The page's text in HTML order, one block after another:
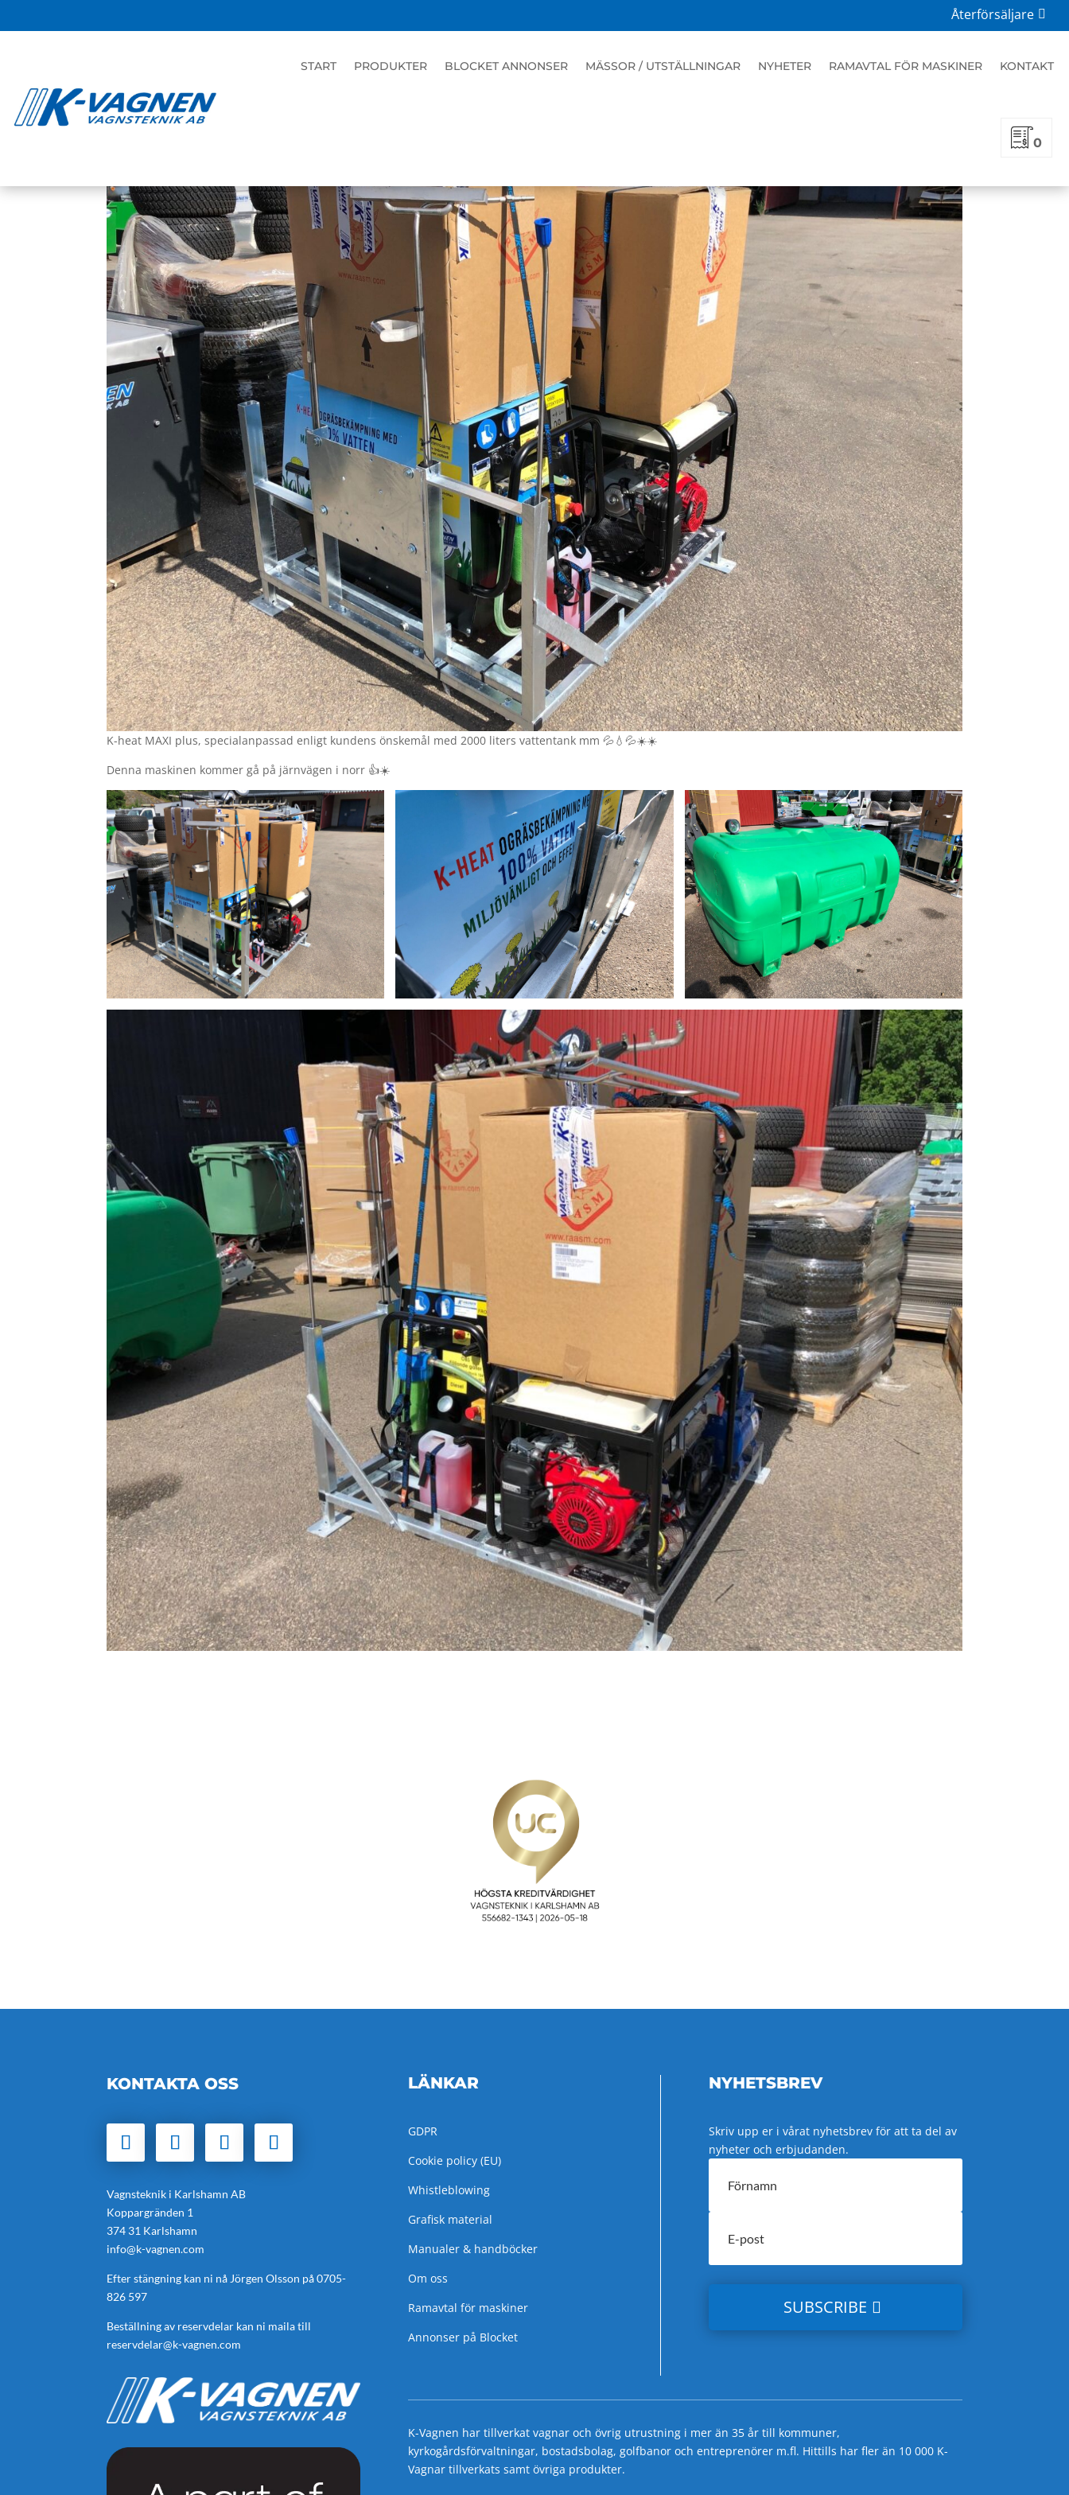
Återförsäljare
START PRODUKTER BLOCKET ANNONSER MÄSSOR / UTSTÄLLNINGAR NYHETER RAMAVTAL FÖR MASKINER KONTAKT
0
K-heat MAXI plus, specialanpassad enligt kundens önskemål med 2000 liters vattentank mm 💦💧💦☀️☀️
Denna maskinen kommer gå på järnvägen i norr 👍☀️
KONTAKTA OSS
Vagnsteknik i Karlshamn AB
Koppargränden 1
374 31 Karlshamn
info@k-vagnen.com
Efter stängning kan ni nå Jörgen Olsson på0705-
826 597
Beställning av reservdelar kan ni maila till
reservdelar@k-vagnen.com
LÄNKAR
GDPR
Cookie policy (EU)
Whistleblowing
Grafisk material
Manualer & handböcker
Om oss
Ramavtal för maskiner
Annonser på Blocket
NYHETSBREV
Skriv upp er i vårat nyhetsbrev för att ta del av
nyheter och erbjudanden.
SUBSCRIBE
K-Vagnen har tillverkat vagnar och övrig utrustning i mer än 35 år till kommuner,
kyrkogårdsförvaltningar, bostadsbolag, golfbanor och entreprenörer m.fl. Hittills har fler än 10 000 K-
Vagnar tillverkats samt övriga produkter.